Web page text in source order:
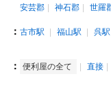
安芸郡
神石郡 世羅
： 古市駅 福山駅 呉駅
： 便利屋の全て 直接